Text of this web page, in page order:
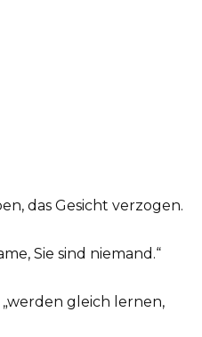
das Gesicht verzogen.
Sie sind niemand.“
„werden gleich lernen,